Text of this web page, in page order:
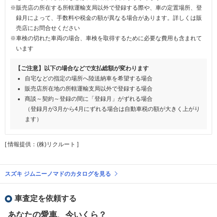
※販売店の所在する所轄運輸支局以外で登録する際や、車の定置場所、登
録月によって、手数料や税金の額が異なる場合があります。詳しくは販
売店にお問合せください
※車検の切れた車両の場合、車検を取得するために必要な費用も含まれて
います
【ご注意】以下の場合などで支払総額が変わります
自宅などの指定の場所へ陸送納車を希望する場合
販売店所在地の所轄運輸支局以外で登録する場合
商談～契約～登録の間に「登録月」がずれる場合
（登録月が3月から4月にずれる場合は自動車税の額が大きく上がり
ます）
[ 情報提供：(株)リクルート ]
スズキ ジムニーノマドのカタログを見る
車査定を依頼する
あなたの愛車、今いくら？